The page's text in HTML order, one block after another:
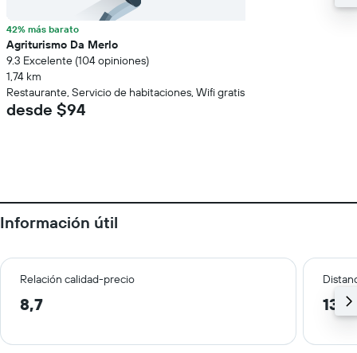
42% más barato
Agriturismo Da Merlo
9.3 Excelente (104 opiniones)
1,74 km
Restaurante, Servicio de habitaciones, Wifi gratis
desde $94
Información útil
Relación calidad-precio
8,7